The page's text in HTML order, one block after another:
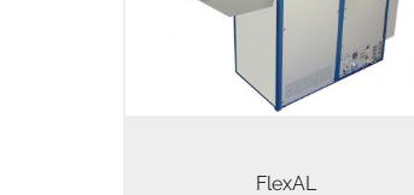
性和可行性。
FlexAL